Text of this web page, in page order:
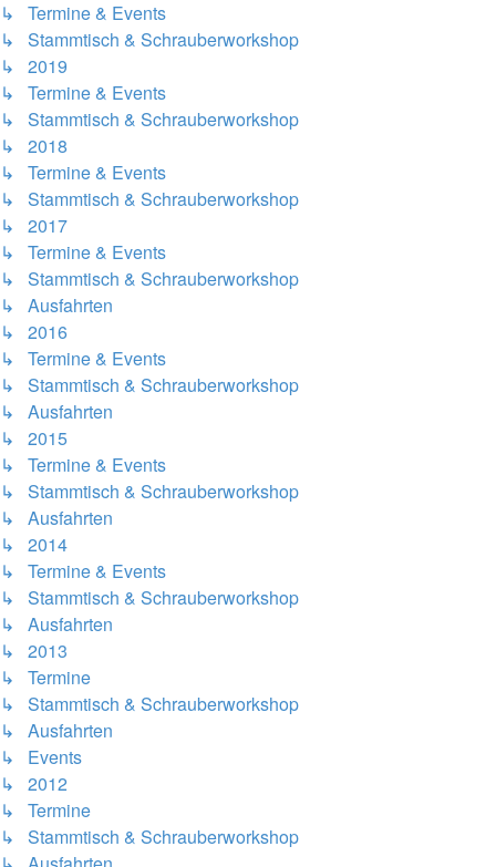
↳ Termine & Events
↳ Stammtisch & Schrauberworkshop
↳ 2019
↳ Termine & Events
↳ Stammtisch & Schrauberworkshop
↳ 2018
↳ Termine & Events
↳ Stammtisch & Schrauberworkshop
↳ 2017
↳ Termine & Events
↳ Stammtisch & Schrauberworkshop
↳ Ausfahrten
↳ 2016
↳ Termine & Events
↳ Stammtisch & Schrauberworkshop
↳ Ausfahrten
↳ 2015
↳ Termine & Events
↳ Stammtisch & Schrauberworkshop
↳ Ausfahrten
↳ 2014
↳ Termine & Events
↳ Stammtisch & Schrauberworkshop
↳ Ausfahrten
↳ 2013
↳ Termine
↳ Stammtisch & Schrauberworkshop
↳ Ausfahrten
↳ Events
↳ 2012
↳ Termine
↳ Stammtisch & Schrauberworkshop